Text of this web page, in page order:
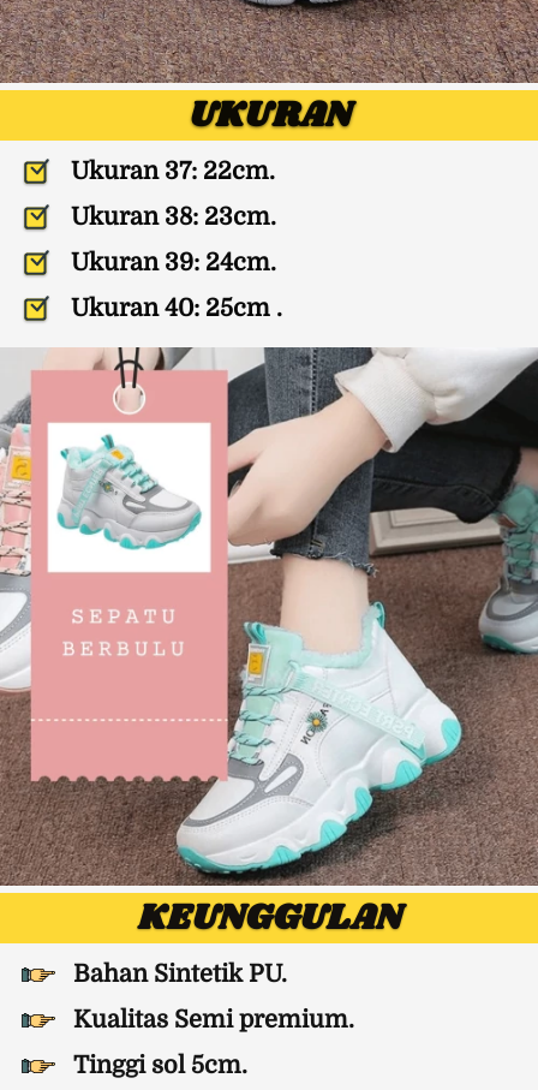
UKURAN
Ukuran 37: 22cm.
Ukuran 38: 23cm.
Ukuran 39: 24cm.
Ukuran 40: 25cm .
KEUNGGULAN
Bahan Sintetik PU.
Kualitas Semi premium.
Tinggi sol 5cm.